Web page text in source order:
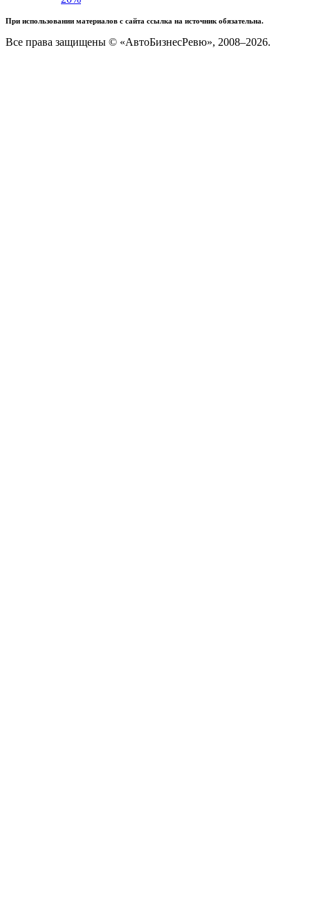
При использовании материалов с сайта ссылка на источник обязательна.
Все права защищены © «АвтоБизнесРевю», 2008–2026.